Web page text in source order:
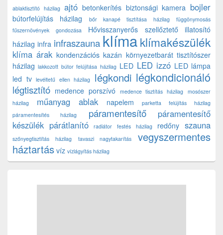
ablaktisztító házilag ajtó betonkerítés biztonsági kamera bojler
bútorfelújítás házilag bőr kanapé tisztítása házilag
függönymosás
fűszernövények gondozása
Hővisszanyerős szellőztető
illatosító
házilag infra infraszauna klímaklímakészülék
klíma árak kondenzációs kazán környezetbarát tisztítószer
házilag lakkozott bútor felújítása házilag LED LED izzó LED lámpa
led tv levéltetű ellen házilag légkondi légkondicionáló
légtisztító medence porszívó medence tisztítás házilag
mosószer
házilag
műanyag ablak napelem
parketta felújítás házilag
páramentesítés házilag
páramentesítő
páramentesítő
készülék párátlanító radiátor festés házilag redőny szauna
szőnyegtisztítás házilag tavaszi nagytakarítás
vegyszermentes
háztartás víz vízlágyítás házilag